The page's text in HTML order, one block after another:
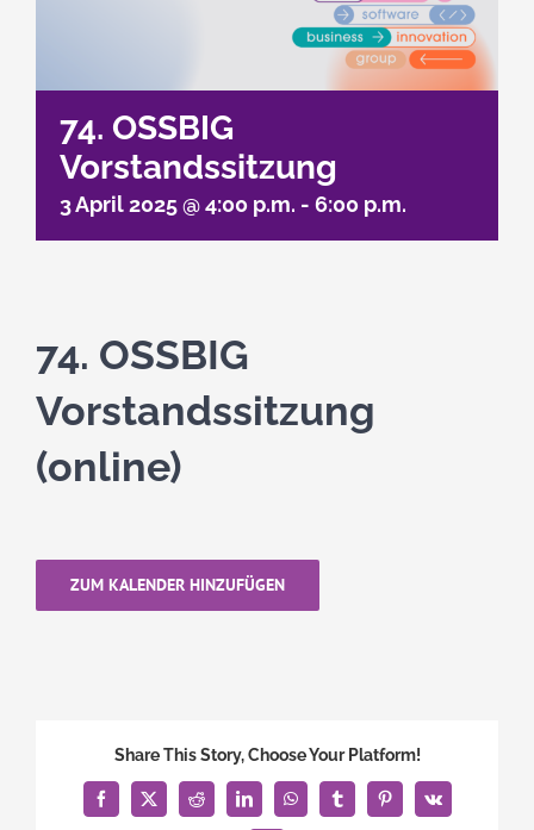
74. OSSBIG
Vorstandssitzung
3 April 2025 @ 4:00 p.m. - 6:00 p.m.
74. OSSBIG
Vorstandssitzung
(online)
ZUM KALENDER HINZUFÜGEN
Share This Story, Choose Your Platform!
Facebook
X Reddit LinkedInWhatsAppTumblrPinterest
Vk